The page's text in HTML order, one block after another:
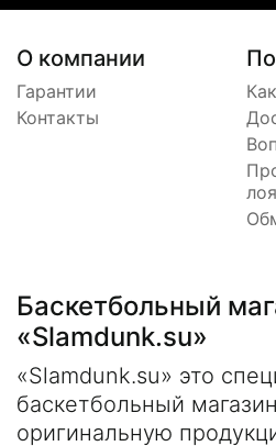
О компании
Гарантии
Контакты
Баскетбольный
«Slamdunk.su»
«Slamdunk.su» это
баскетбольный
оригинальную